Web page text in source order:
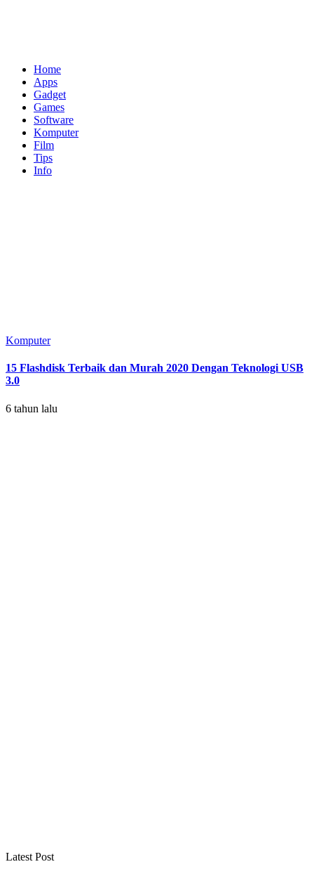
Home
Apps
Gadget
Games
Software
Komputer
Film
Tips
Info
Komputer
15 Flashdisk Terbaik dan Murah 2020 Dengan Teknologi USB
3.0
6 tahun lalu
Latest Post